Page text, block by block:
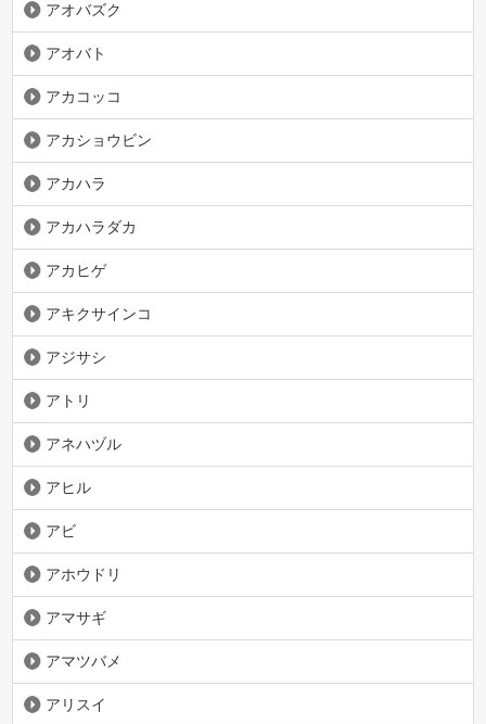
アオバズク
アオバト
アカコッコ
アカショウビン
アカハラ
アカハラダカ
アカヒゲ
アキクサインコ
アジサシ
アトリ
アネハヅル
アヒル
アビ
アホウドリ
アマサギ
アマツバメ
アリスイ